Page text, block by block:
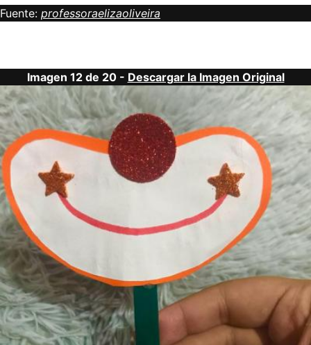
Fuente: professoraelizaoliveira
Imagen 12 de 20 - Descargar la Imagen Original